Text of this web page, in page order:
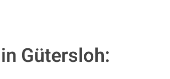
in Gütersloh: